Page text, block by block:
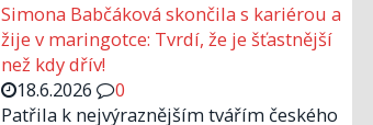
Simona Babčáková skončila s kariérou a
žije v maringotce: Tvrdí, že je šťastnější
než kdy dřív!
18.6.2026
0
Patřila k nejvýraznějším tvářím českého